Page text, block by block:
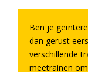
Ben je
dan gerust
verschillende
meetrainen